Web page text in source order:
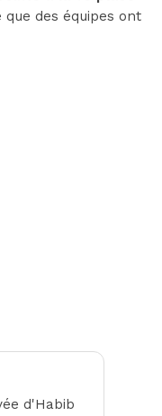
des équipes ont
d'Habib